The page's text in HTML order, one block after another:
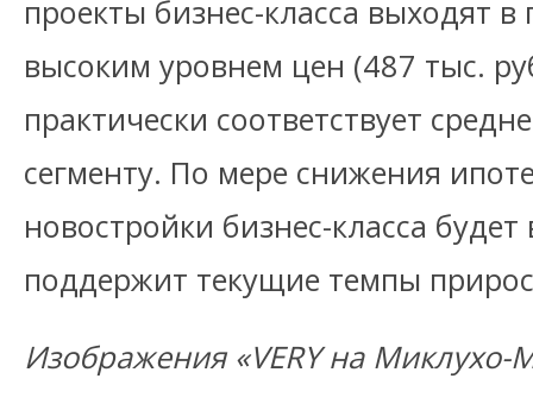
проекты бизнес-класса выходят
высоким уровнем цен (487 тыс.
практически соответствует
сегменту. По мере снижения
новостройки бизнес-класса будет
поддержит текущие темпы
Изображения «VERY на Миклухо-